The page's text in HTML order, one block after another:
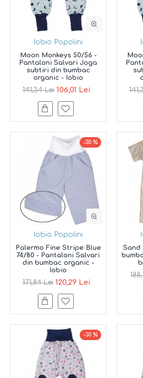
Iobio Popolini
Moon Monkeys 50/56 -
Pantaloni Salvari Joga
subtiri din bumbac
organic - Iobio
141,34 Lei 106,01 Lei
-30 %
Iobio Popolini
Palermo Fine Stripe Blue
74/80 - Pantaloni Salvari
din bumbac organic -
Iobio
171,84 Lei 120,29 Lei
Sand
-30 %